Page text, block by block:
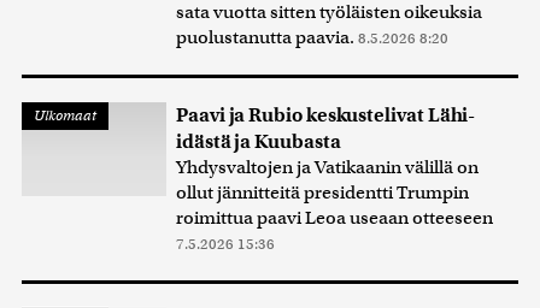
sata vuotta sitten työläisten oikeuksia
puolustanutta paavia. 8.5.2026 8:20
Ulkomaat
Paavi ja Rubio keskustelivat Lähi-
idästä ja Kuubasta
Yhdysvaltojen ja Vatikaanin välillä on
ollut jännitteitä presidentti Trumpin
roimittua paavi Leoa useaan otteeseen
7.5.2026 15:36